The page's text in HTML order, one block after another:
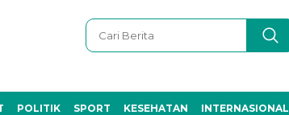
POLITIK SPORT KESEHATAN INTERNASIONAL